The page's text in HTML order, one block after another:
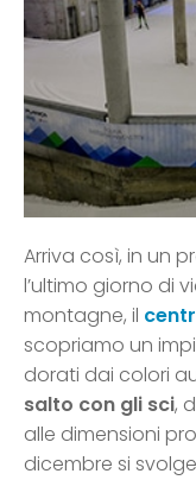
Arriva così, in un
l’ultimo giorno di
montagne, il
scopriamo un
dorati dai colori
salto con gli sci,
alle dimensioni
dicembre si